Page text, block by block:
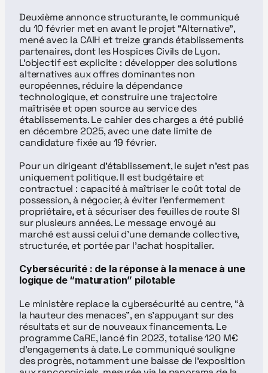
Deuxième annonce structurante, le communiqué
du 10 février met en avant le projet “Alternative”,
mené avec la CAIH et treize grands établissements
partenaires, dont les Hospices Civils de Lyon.
L’objectif est explicite : développer des solutions
alternatives aux offres dominantes non
européennes, réduire la dépendance
technologique, et construire une trajectoire
maîtrisée et open source au service des
établissements. Le cahier des charges a été publié
en décembre 2025, avec une date limite de
candidature fixée au 19 février.
Pour un dirigeant d’établissement, le sujet n’est pas
uniquement politique. Il est budgétaire et
contractuel : capacité à maîtriser le coût total de
possession, à négocier, à éviter l’enfermement
propriétaire, et à sécuriser des feuilles de route SI
sur plusieurs années. Le message envoyé au
marché est aussi celui d’une demande collective,
structurée, et portée par l’achat hospitalier.
Cybersécurité : de la réponse à la menace à une
logique de “maturation” pilotable
Le ministère replace la cybersécurité au centre, “à
la hauteur des menaces”, en s’appuyant sur des
résultats et sur de nouveaux financements. Le
programme CaRE, lancé fin 2023, totalise 120 M€
d’engagements à date. Le communiqué souligne
des progrès, notamment une baisse de l’exposition